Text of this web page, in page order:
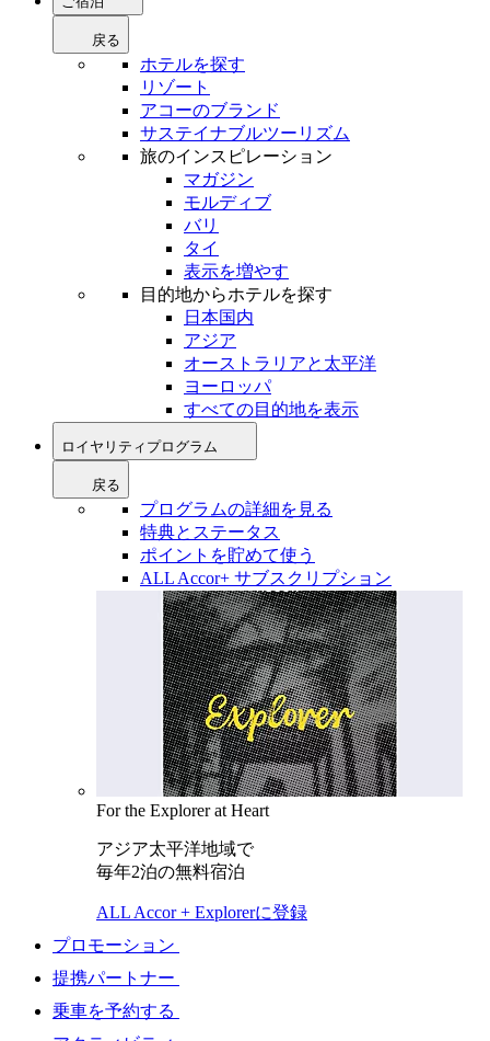
戻る
ホテルを探す
リゾート
アコーのブランド
サステイナブルツーリズム
旅のインスピレーション
マガジン
モルディブ
バリ
タイ
表示を増やす
目的地からホテルを探す
日本国内
アジア
オーストラリアと太平洋
ヨーロッパ
すべての目的地を表示
ロイヤリティプログラム
戻る
プログラムの詳細を見る
特典とステータス
ポイントを貯めて使う
ALL Accor+ サブスクリプション
For the Explorer at Heart
アジア太平洋地域で
毎年2泊の無料宿泊
ALL Accor + Explorerに登録
プロモーション
提携パートナー
乗車を予約する